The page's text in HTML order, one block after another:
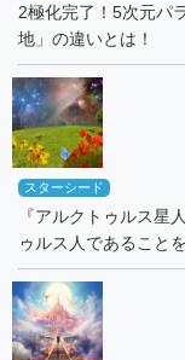
2極化完了！5次元パ
地」の違いとは！
スターシード
『アルクトゥルス星
ゥルス人であること